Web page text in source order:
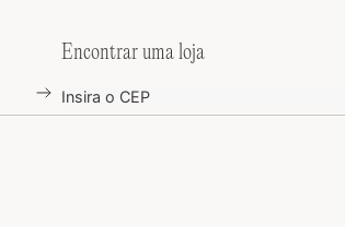
Encontrar uma loja